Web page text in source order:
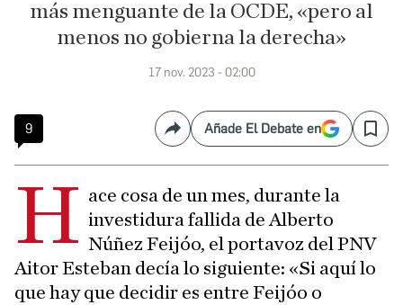
más menguante de la OCDE, «pero al
menos no gobierna la derecha»
17 nov. 2023 - 02:00
9 CompartirAñade El Debate en Save
H ace cosa de un mes, durante la
investidura fallida de Alberto
Núñez Feijóo, el portavoz del PNV
Aitor Esteban decía lo siguiente: «Si aquí lo
que hay que decidir es entre Feijóo o